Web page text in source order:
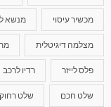
מכשיר עיסוי מנשא
מצלמה דיגיטלית
פלס לייזר רדיו לרכב
שלט חכם שלט רחוק